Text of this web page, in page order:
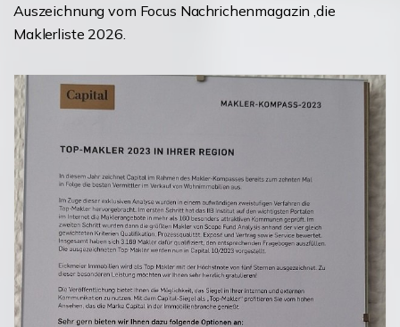
Auszeichnung vom Focus Nachrichenmagazin ,die
Maklerliste 2026.